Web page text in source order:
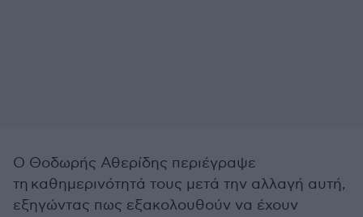
Ο Θοδωρής Αθερίδης περιέγραψε
τη καθημερινότητά τους μετά την αλλαγή αυτή,
εξηγώντας πως εξακολουθούν να έχουν